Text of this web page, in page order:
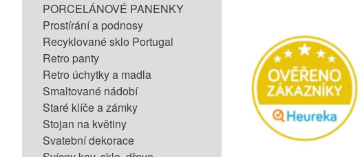
PORCELÁNOVÉ PANENKY
Prostírání a podnosy
Recyklované sklo Portugal
Retro panty
Retro úchytky a madla
Smaltované nádobí
Staré klíče a zámky
Stojan na květiny
Svatební dekorace